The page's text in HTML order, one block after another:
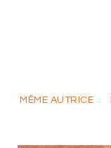
MÊME AUTRICE